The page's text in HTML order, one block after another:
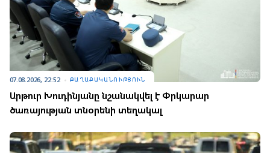
07.08.2026, 22:52 ՔԱՂԱՔԱԿԱՆՈՒԹՅՈՒՆ
Արթուր Խուդինյանը նշանակվել է Փրկարար
ծառայության տնօրենի տեղակալ